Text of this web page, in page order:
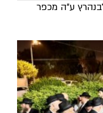
ע"ה מכפר